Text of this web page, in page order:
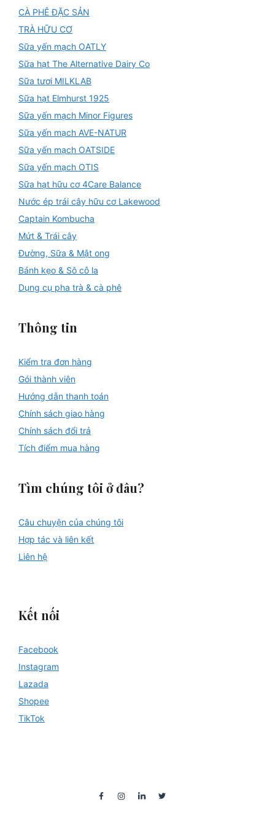
CÀ PHÊ ĐẶC SẢN
TRÀ HỮU CƠ
Sữa yến mạch OATLY
Sữa hạt The Alternative Dairy Co
Sữa tươi MILKLAB
Sữa hạt Elmhurst 1925
Sữa yến mạch Minor Figures
Sữa yến mạch AVE-NATUR
Sữa yến mạch OATSIDE
Sữa yến mạch OTIS
Sữa hạt hữu cơ 4Care Balance
Nước ép trái cây hữu cơ Lakewood
Captain Kombucha
Mứt & Trái cây
Đường, Sữa & Mật ong
Bánh kẹo & Sô cô la
Dụng cụ pha trà & cà phê
Thông tin
Kiểm tra đơn hàng
Gói thành viên
Hướng dẫn thanh toán
Chính sách giao hàng
Chính sách đổi trả
Tích điểm mua hàng
Tìm chúng tôi ở đâu?
Câu chuyện của chúng tôi
Hợp tác và liên kết
Liên hệ
Kết nối
Facebook
Instagram
Lazada
Shopee
TikTok